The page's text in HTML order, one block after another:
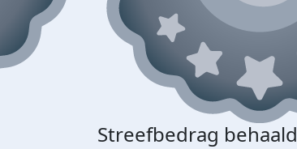
Streefbedrag behaald